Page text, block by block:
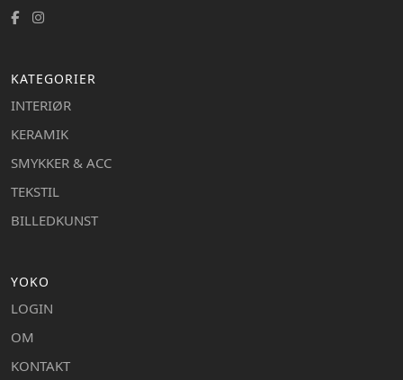
KATEGORIER
INTERIØR
KERAMIK
SMYKKER & ACC
TEKSTIL
BILLEDKUNST
YOKO
LOGIN
OM
KONTAKT